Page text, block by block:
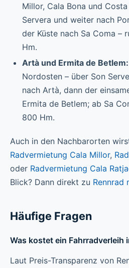
Millor, Cala Bona und
Servera und weiter nach
der Küste nach Sa Coma –
Hm.
Artà und Ermita de Betlem:
Nordosten – über Son
nach Artà, dann der
Ermita de Betlem; ab Sa
800 Hm.
Auch in den Nachbarorten
Radvermietung Cala Millor,
oder Radvermietung Cala
Blick? Dann direkt zu Rennrad
Häufige Fragen
Was kostet ein Fahrradverleih
Laut Preis-Transparenz von